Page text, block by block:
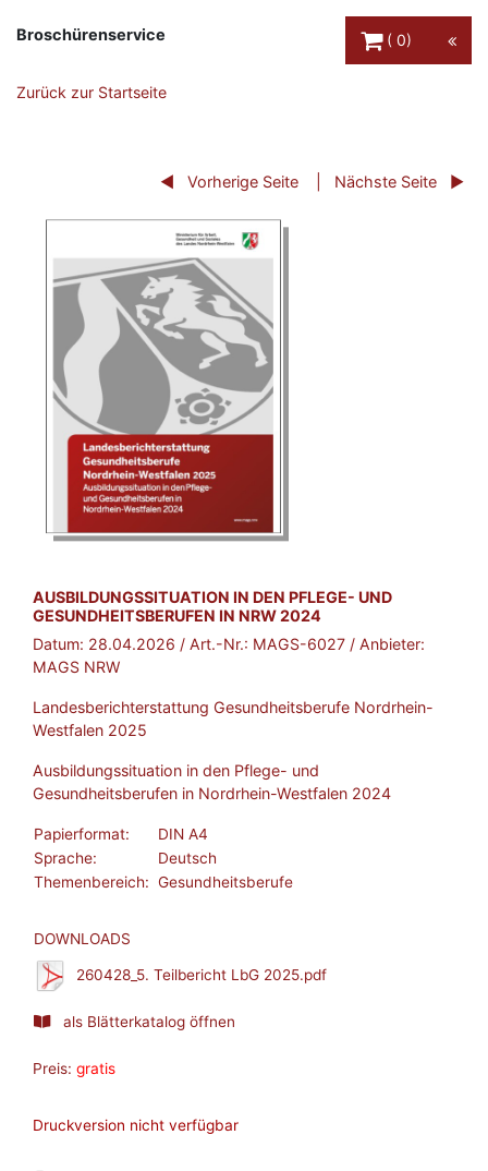
Broschürenservice
0
Zurück zur Startseite
Vorherige Seite Nächste Seite
BROSCHÜRE:
AUSBILDUNGSSITUATION IN DEN PFLEGE- UND
GESUNDHEITSBERUFEN IN NRW 2024
Datum: 28.04.2026 / Art.-Nr.: MAGS-6027 / Anbieter:
MAGS NRW
Landesberichterstattung Gesundheitsberufe Nordrhein-
Westfalen 2025
Ausbildungssituation in den Pflege- und
Gesundheitsberufen in Nordrhein-Westfalen 2024
Papierformat:
DIN A4
Sprache:
Deutsch
Themenbereich: Gesundheitsberufe
DOWNLOADS
260428_5. Teilbericht LbG 2025.pdf
als Blätterkatalog öffnen
Preis: gratis
Druckversion nicht verfügbar